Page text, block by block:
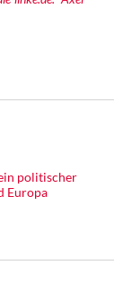
politischer
Europa